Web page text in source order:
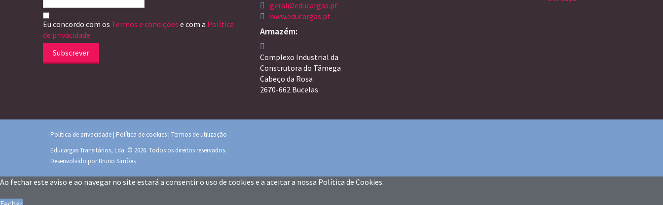
Eu concordo com os Termos e condições e com a Política
de privacidade
Subscrever
geral@educargas.pt
www.educargas.pt
Armazém:
Complexo Industrial da
Construtora do Tâmega
Cabeço da Rosa
2670-662 Bucelas
Política de privacidade | Política de cookies | Termos de utilização
Educargas Transitários, Lda. © 2026. Todos os direitos reservados.
Desenvolvido porBruno Simões
Ao fechar este aviso e ao navegar no site estará a consentir o uso de cookies e a aceitar a nossa Política de Cookies.